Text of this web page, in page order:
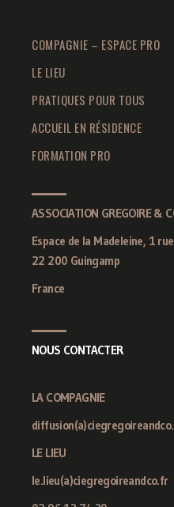
COMPAGNIE – ESPACE PRO
LE LIEU
PRATIQUES POUR TOUS
ACCUEIL EN RÉSIDENCE
FORMATION PRO
ASSOCIATION GREGOIRE &
Espace de la Madeleine, 1
22 200 Guingamp
France
NOUS CONTACTER
LA COMPAGNIE
LE LIEU
le.lieu(a)ciegregoireandco.fr